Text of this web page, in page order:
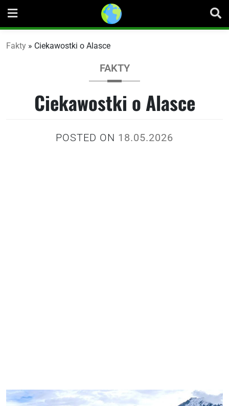
content
Fakty » Ciekawostki o Alasce
FAKTY
Ciekawostki o Alasce
POSTED ON 18.05.2026